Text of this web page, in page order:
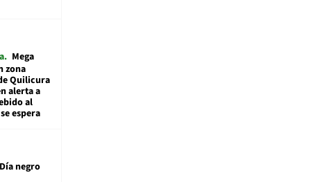
Mega
zona
Quilicura
alerta a
al
espera
negro